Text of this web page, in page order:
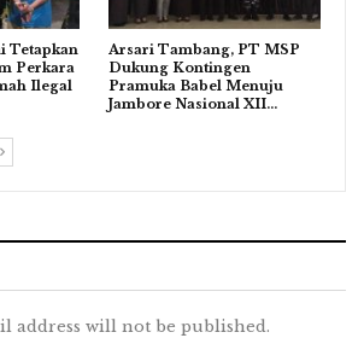
Tetapkan
Perkara
Ilegal
Arsari Tambang, PT MSP
Dukung Kontingen
Pramuka Babel Menuju
Jambore Nasional XII…
address will not be published.